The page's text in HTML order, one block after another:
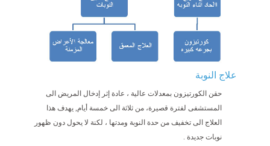
علاج النوبة
حقن الكورتيزون بمعدلات عالية ، عادة إثر إدخال المريض الى
المستشفى لفترة قصيرة، من ثلاثة الى خمسة أيام, يهدف هذا
العلاج الى تخفيف من حدة النوبة ومدتها ، لكنة لا يحول دون ظهور
نوبات جديدة .